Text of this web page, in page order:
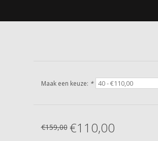
Maak een keuze: *
€159,00 €110,00